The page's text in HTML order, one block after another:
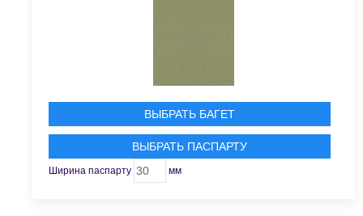
ВЫБРАТЬ БАГЕТ
ВЫБРАТЬ ПАСПАРТУ
Ширина паспарту мм